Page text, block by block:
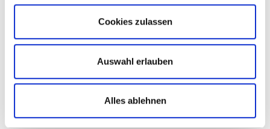
Cookies zulassen
Auswahl erlauben
Alles ablehnen
sieht vor, dass das behandelnde Team die
Betroffenen genau kennenlernen. Sie füllen
gemeinsam mit ihnen und den Angehörigen einen
sogenannten Biografiebogen aus, in dem neben
persönlichen Daten auch Vorlieben beim Essen,
Schlafgewohnheiten und andere Dinge